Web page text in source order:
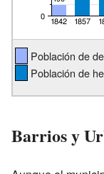
Población de
Población de
Barrios y